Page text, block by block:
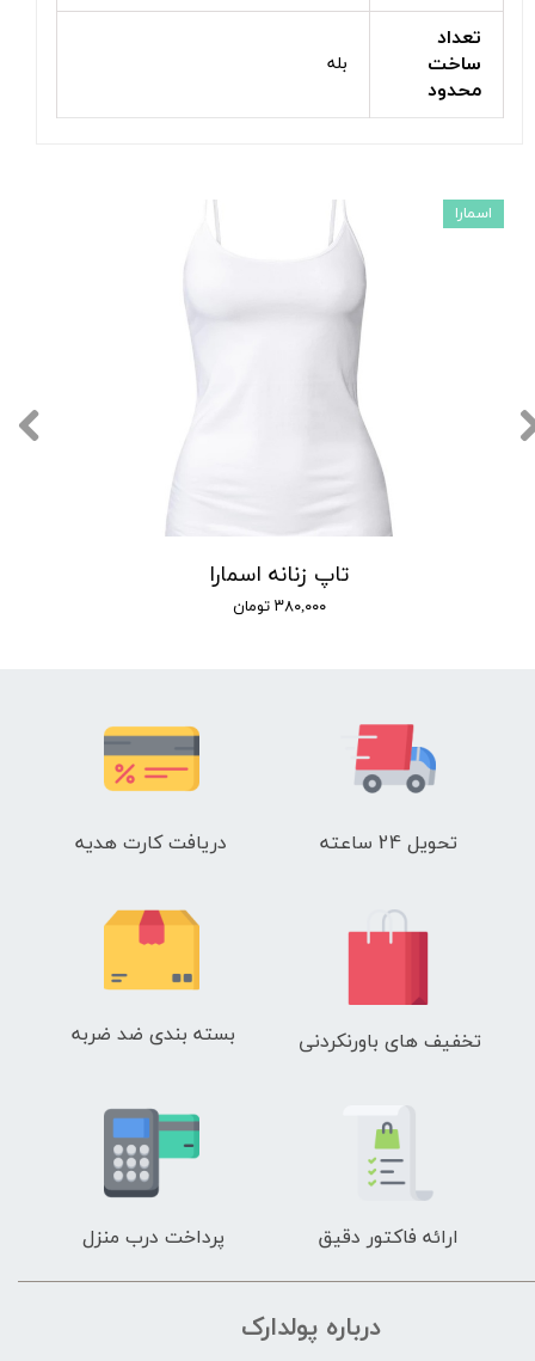
تعداد
ساخت
محدود
بله
تاپ زنانه اسمارا
۳۸۰,۰۰۰ تومان
اسمارا
تحویل 24 ساعته دریافت کارت هدیه
تخفیف های باورنکردنی بسته بندی ضد ضربه
ارائه فاکتور دقیق پرداخت درب منزل
درباره پولدارک